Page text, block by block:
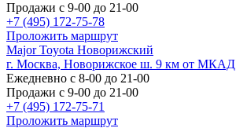
Продажи с 9-00 до 21-00
+7 (495) 172-75-78
Проложить маршрут
Major Toyota Новорижский
г. Москва, Новорижское ш. 9 км от МКАД
Ежедневно с 8-00 до 21-00
Продажи с 9-00 до 21-00
+7 (495) 172-75-71
Проложить маршрут